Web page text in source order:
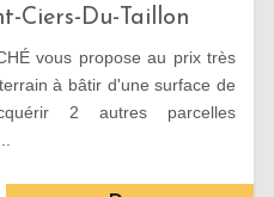
Ciers-Du-Taillon
vous propose au prix très
à bâtir d'une surface de
2 autres parcelles